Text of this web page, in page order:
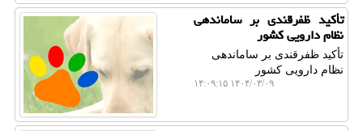
تأکید ظفرقندی بر ساماندهی
نظام دارویی کشور
تأکید ظفرقندی بر ساماندهی
نظام دارویی کشور
۱۴۰۴/۰۳/۰۹ ۱۴:۰۹:۱۵